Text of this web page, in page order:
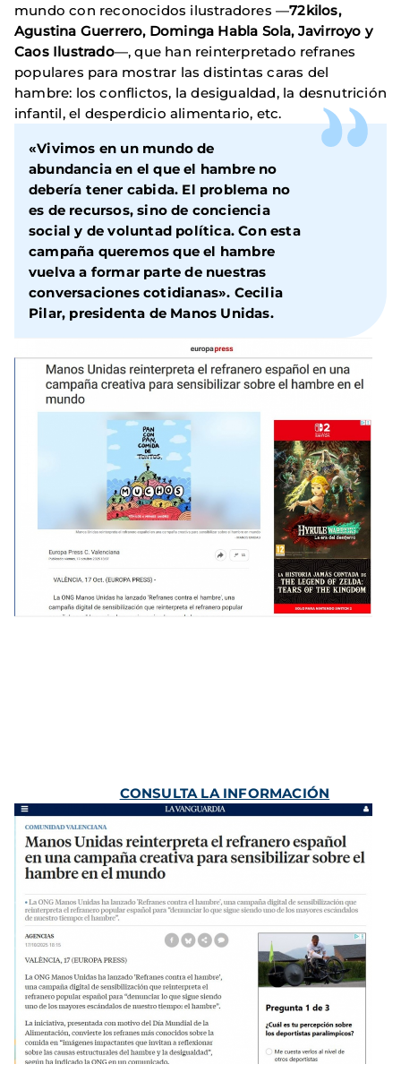
mundo con reconocidos ilustradores —72kilos,
Agustina Guerrero, Dominga Habla Sola, Javirroyo y
Caos Ilustrado—, que han reinterpretado refranes
populares para mostrar las distintas caras del
hambre: los conflictos, la desigualdad, la desnutrición
infantil, el desperdicio alimentario, etc.
«Vivimos en un mundo de
abundancia en el que el hambre no
debería tener cabida. El problema no
es de recursos, sino de conciencia
social y de voluntad política. Con esta
campaña queremos que el hambre
vuelva a formar parte de nuestras
conversaciones cotidianas». Cecilia
Pilar, presidenta de Manos Unidas.
CONSULTA LA INFORMACIÓN